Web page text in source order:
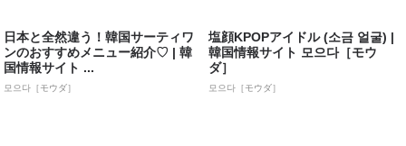
日本と全然違う！韓国サーティワ
ンのおすすめメニュー紹介♡ | 韓
国情報サイト ...
모으다［モウダ］
塩顔KPOPアイドル (소금 얼굴) |
韓国情報サイト 모으다［モウ
ダ］
모으다［モウダ］